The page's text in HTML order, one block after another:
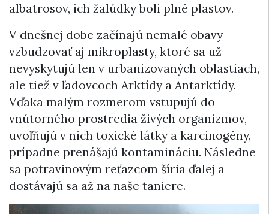
albatrosov, ich žalúdky boli plné plastov.
V dnešnej dobe začínajú nemalé obavy
vzbudzovať aj mikroplasty, ktoré sa už
nevyskytujú len v urbanizovaných oblastiach,
ale tiež v ľadovcoch Arktídy a Antarktídy.
Vďaka malým rozmerom vstupujú do
vnútorného prostredia živých organizmov,
uvoľňujú v nich toxické látky a karcinogény,
prípadne prenášajú kontamináciu. Následne
sa potravinovým reťazcom šíria ďalej a
dostávajú sa až na naše taniere.